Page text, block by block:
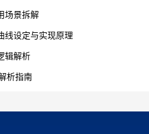
场景拆解
线设定与实现原理
辑解析
析指南